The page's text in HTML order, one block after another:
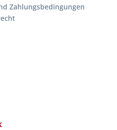
Zahlungsbedingungen